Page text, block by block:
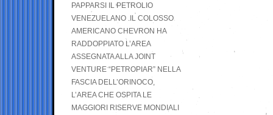
PAPPARSI IL PETROLIO
VENEZUELANO .IL COLOSSO
AMERICANO CHEVRON HA
RADDOPPIATO L’AREA
ASSEGNATA ALLA JOINT
VENTURE “PETROPIAR” NELLA
FASCIA DELL’ORINOCO,
L’AREA CHE OSPITA LE
MAGGIORI RISERVE MONDIALI